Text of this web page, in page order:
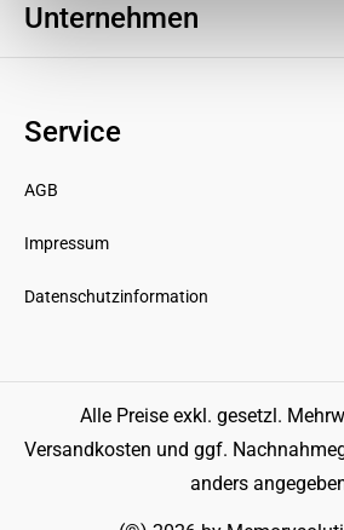
Unternehmen
Service
AGB
Impressum
Datenschutzinformation
Alle Preise exkl. gesetzl.
Versandkosten und ggf.
anders